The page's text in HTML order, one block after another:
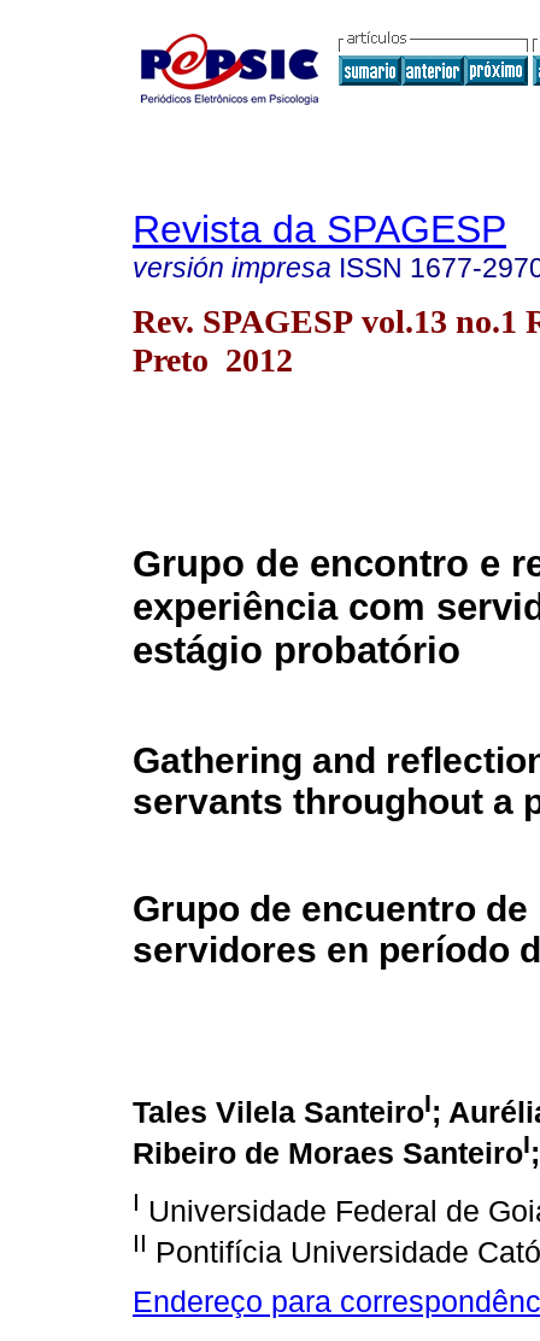
Revista da SPAGESP
versión impresa ISSN 1677-
Rev. SPAGESP vol.13 no.1
Preto 2012
Grupo de encontro e
experiência com
estágio probatório
Gathering and
servants throughout a
Grupo de encuentro
servidores en período
Tales Vilela SanteiroI;
Ribeiro de Moraes SanteiroI
I Universidade Federal de
II Pontifícia Universidade
Endereço para